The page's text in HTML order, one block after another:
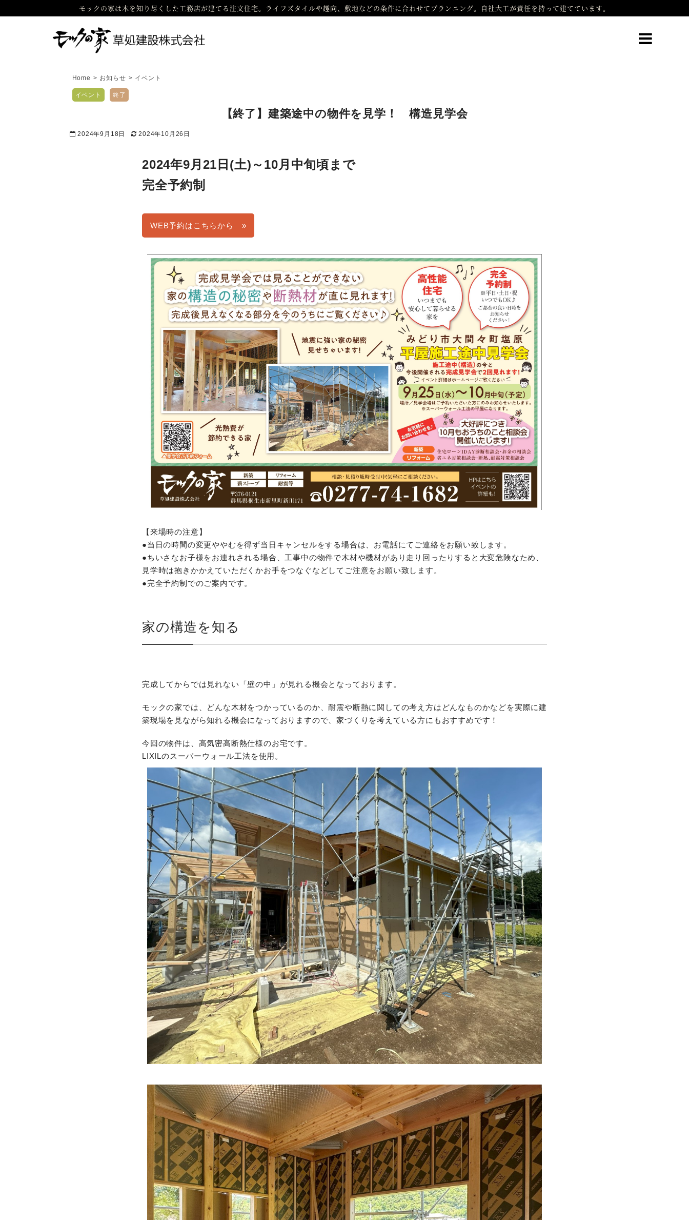
モックの家は木を知り尽くした工務店が建てる注文住宅。ライフズタイルや趣向、敷地などの条件に合わせてプランニング。自社大工が責任を持って建てています。
Home > お知らせ > イベント
イベント 終了
【終了】建築途中の物件を見学！ 構造見学会
2024年9月18日 2024年10月26日
2024年9月21日(土)～10月中旬頃まで
完全予約制
WEB予約はこちらから »
【来場時の注意】
●当日の時間の変更ややむを得ず当日キャンセルをする場合は、お電話にてご連絡をお願い致します。
●ちいさなお子様をお連れされる場合、工事中の物件で木材や機材があり走り回ったりすると大変危険なため、
見学時は抱きかかえていただくかお手をつなぐなどしてご注意をお願い致します。
●完全予約制でのご案内です。
家の構造を知る
完成してからでは見れない「壁の中」が見れる機会となっております。
モックの家では、どんな木材をつかっているのか、耐震や断熱に関しての考え方はどんなものかなどを実際に建
築現場を見ながら知れる機会になっておりますので、家づくりを考えている方にもおすすめです！
今回の物件は、高気密高断熱仕様のお宅です。
LIXILのスーパーウォール工法を使用。